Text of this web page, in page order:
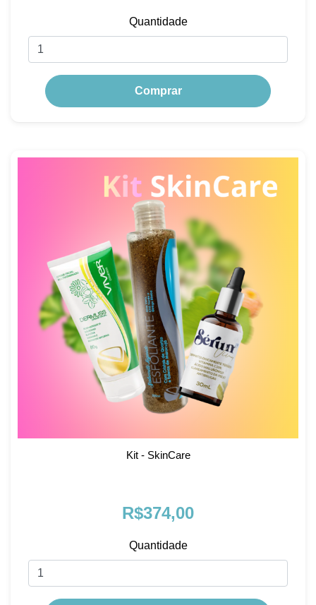
Quantidade
Comprar
Kit - SkinCare
R$374,00
Quantidade